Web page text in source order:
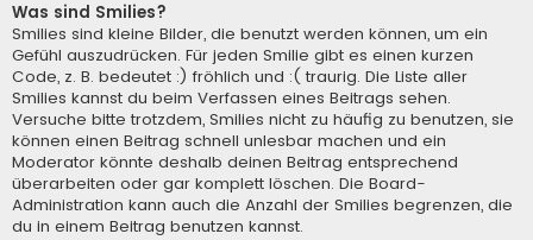
Was sind Smilies?
Smilies sind kleine Bilder, die benutzt werden können, um ein
Gefühl auszudrücken. Für jeden Smilie gibt es einen kurzen
Code, z. B. bedeutet :) fröhlich und :( traurig. Die Liste aller
Smilies kannst du beim Verfassen eines Beitrags sehen.
Versuche bitte trotzdem, Smilies nicht zu häufig zu benutzen, sie
können einen Beitrag schnell unlesbar machen und ein
Moderator könnte deshalb deinen Beitrag entsprechend
überarbeiten oder gar komplett löschen. Die Board-
Administration kann auch die Anzahl der Smilies begrenzen, die
du in einem Beitrag benutzen kannst.